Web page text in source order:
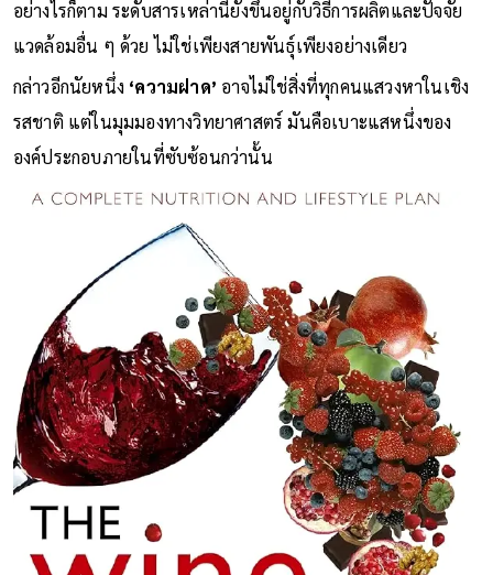
อย่างไรก็ตาม ระดับสารเหล่านี้ยังขึ้นอยู่กับวิธีการผลิตและปัจจัย
แวดล้อมอื่น ๆ ด้วย ไม่ใช่เพียงสายพันธุ์เพียงอย่างเดียว
กล่าวอีกนัยหนึ่ง ‘ความฝาด’ อาจไม่ใช่สิ่งที่ทุกคนแสวงหาในเชิง
รสชาติ แต่ในมุมมองทางวิทยาศาสตร์ มันคือเบาะแสหนึ่งของ
องค์ประกอบภายในที่ซับซ้อนกว่านั้น